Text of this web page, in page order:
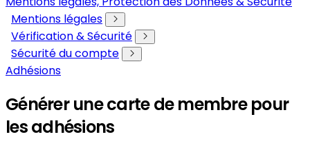
Mentions légales
Vérification & Sécurité
Sécurité du compte
Adhésions
Générer une carte de membre pour
les adhésions